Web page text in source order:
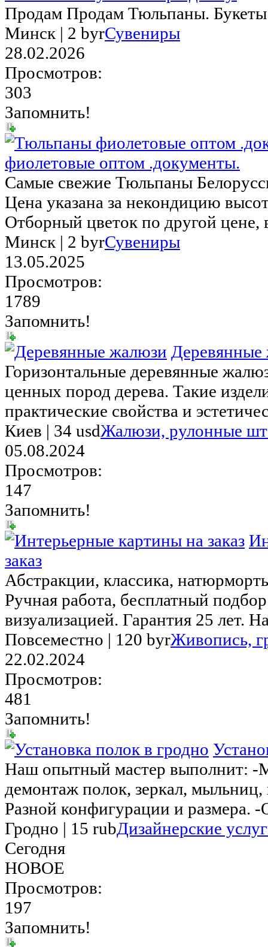
Продам Продам Тюльпаны. Букеты
Минск | 2 byrСувениры
28.02.2026
Просмотров:
303
Запомнить!
фиолетовые оптом .документы.
Самые свежие Тюльпаны
Цена указана за некондицию
Отборный цветок по другой цене,
Минск | 2 byrСувениры
13.05.2025
Просмотров:
1789
Запомнить!
Горизонтальные деревянные
ценных пород дерева. Такие
практические свойства и
Киев | 34 usdЖалюзи, рулонные
05.08.2024
Просмотров:
147
Запомнить!
заказ
Абстракции, классика,
Ручная работа, бесплатный
визуализацией. Гарантия 25 лет.
Повсеместно | 120 byrЖивопись,
22.02.2024
Просмотров:
481
Запомнить!
Наш опытный мастер выполнит: -
демонтаж полок, зеркал, мыльниц,
Разной конфигурации и размера.
Гродно | 15 rubДизайнерские
Сегодня
НОВОЕ
Просмотров:
197
Запомнить!